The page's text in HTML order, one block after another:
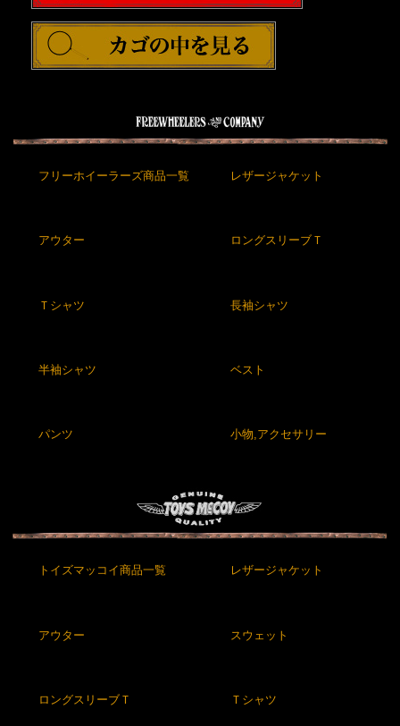
フリーホイーラーズ商品一覧 レザージャケット
アウター ロングスリーブＴ
Ｔシャツ 長袖シャツ
半袖シャツ ベスト
パンツ 小物,アクセサリー
トイズマッコイ商品一覧 レザージャケット
アウター スウェット
ロングスリーブＴ Ｔシャツ